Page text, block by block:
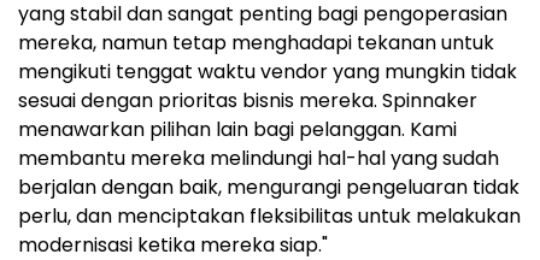
yang stabil dan sangat penting bagi pengoperasian
mereka, namun tetap menghadapi tekanan untuk
mengikuti tenggat waktu vendor yang mungkin tidak
sesuai dengan prioritas bisnis mereka. Spinnaker
menawarkan pilihan lain bagi pelanggan. Kami
membantu mereka melindungi hal-hal yang sudah
berjalan dengan baik, mengurangi pengeluaran tidak
perlu, dan menciptakan fleksibilitas untuk melakukan
modernisasi ketika mereka siap."